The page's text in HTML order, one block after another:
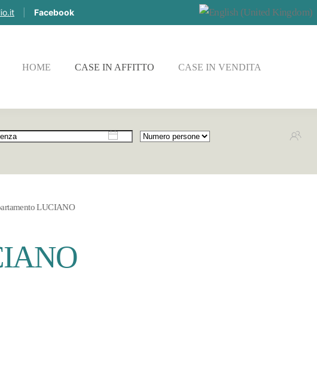
Facebook
HOME CASE IN AFFITTO CASE IN VENDITA
LUCIANO